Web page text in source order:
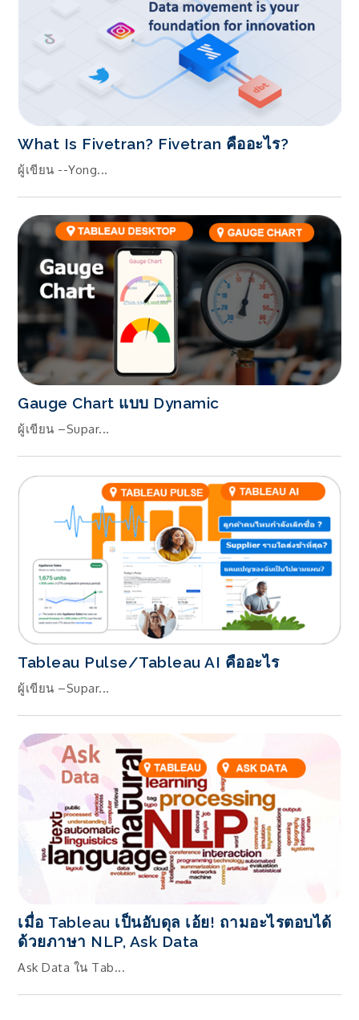
What Is Fivetran? Fivetran คืออะไร?
ผู้เขียน --Yong...
Gauge Chart แบบ Dynamic
ผู้เขียน –Supar...
Tableau Pulse/Tableau AI คืออะไร
ผู้เขียน –Supar...
เมื่อ Tableau เป็นอับดุล เอ้ย! ถามอะไรตอบได้
ด้วยภาษา NLP, Ask Data
Ask Data ใน Tab...